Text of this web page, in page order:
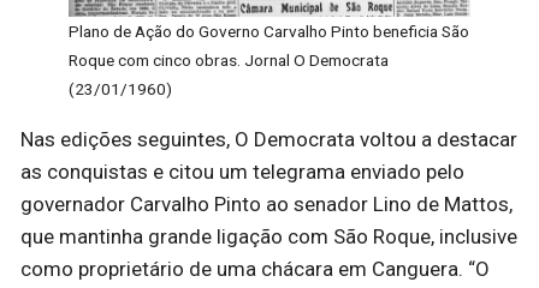
Plano de Ação do Governo Carvalho Pinto beneficia São
Roque com cinco obras. Jornal O Democrata
(23/01/1960)
Nas edições seguintes, O Democrata voltou a destacar
as conquistas e citou um telegrama enviado pelo
governador Carvalho Pinto ao senador Lino de Mattos,
que mantinha grande ligação com São Roque, inclusive
como proprietário de uma chácara em Canguera. “O